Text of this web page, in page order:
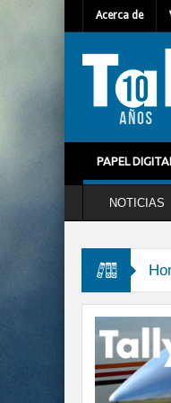
Acerca de
PAPEL
NOTICIAS
del servicio al C-2 Greyhound